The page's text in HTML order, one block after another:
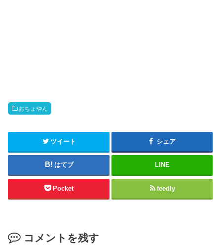
おちょやん
ツイート シェア
はてブ LINE
Pocket feedly
コメントを残す